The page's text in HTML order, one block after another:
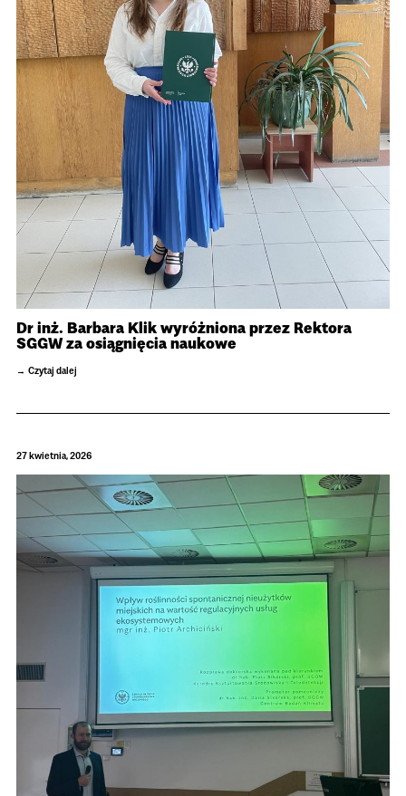
Dr inż. Barbara Klik wyróżniona przez Rektora
SGGW za osiągnięcia naukowe
Czytaj dalej
27 kwietnia, 2026